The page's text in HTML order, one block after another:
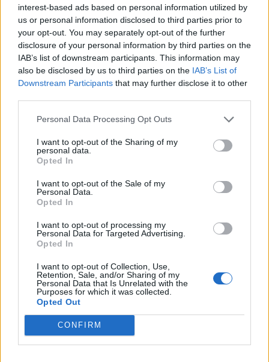
interest-based ads based on personal information utilized by
us or personal information disclosed to third parties prior to
your opt-out. You may separately opt-out of the further
disclosure of your personal information by third parties on the
IAB’s list of downstream participants. This information may
also be disclosed by us to third parties on the IAB’s List of
Downstream Participants that may further disclose it to other
Personal Data Processing Opt Outs
I want to opt-out of the Sharing of my
personal data.
Opted In
I want to opt-out of the Sale of my
Personal Data.
Opted In
I want to opt-out of processing my
Personal Data for Targeted Advertising.
Opted In
I want to opt-out of Collection, Use,
Retention, Sale, and/or Sharing of my
Personal Data that Is Unrelated with the
Purposes for which it was collected.
Opted Out
CONFIRM
terjed ki az adónem tárgyi hatálya). Az országosan
egységes értékelés céljából maga a luxusadóról
szóló törvény tartalmazza az adónem
vonatkozásában alkalmazható értékelési
módszertant. Az ingatlanunk értékének
meghatározása egy az önkormányzatok által
létrehozott értékövezeti besoroláson kersztül
történik.
Az adónem működtetése a települési önkormányzatok, a
fővárosban a fővárosi önkormányzat számára kötelező, a
Döntési "szabadságuk" csupán abban áll, hogy
felhatalmazást kapnak arra, a településen meghatározzák
belül) az irányadó forgalmi értéket...
KEDVES OLVASÓNK!
A keresett cikk a portfolio.hu hírarchívumához
tartozik, melynek olvasása előfizetéses
regisztrációhoz kötött.
Az előfizetés a következőket tartalmazza: